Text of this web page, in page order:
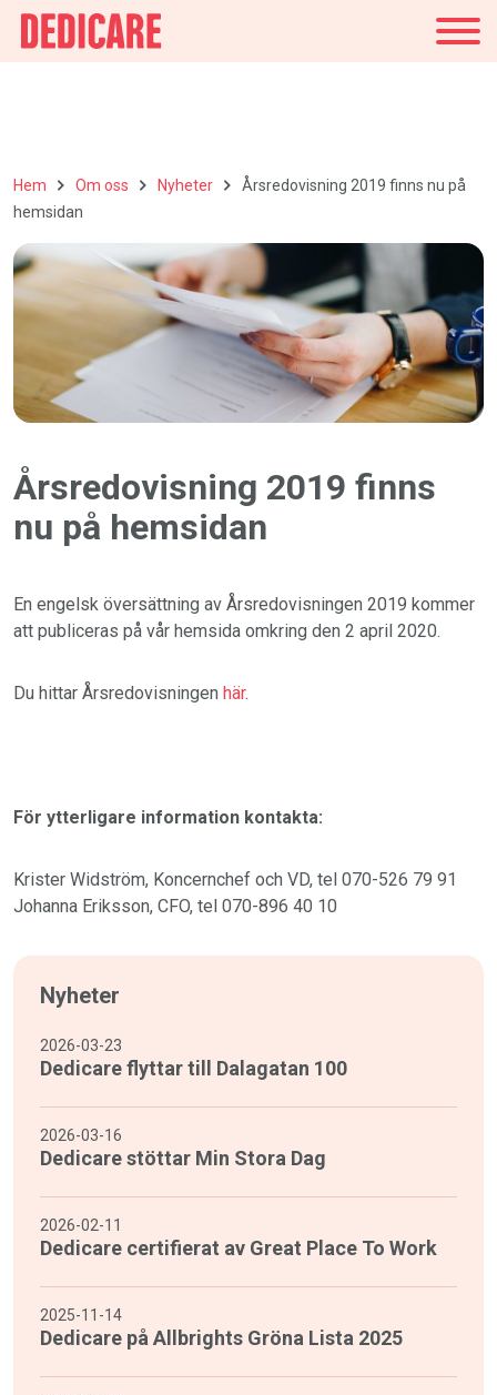
Hem Om oss Nyheter
Årsredovisning 2019 finns nu på
hemsidan
Årsredovisning 2019 finns
nu på hemsidan
En engelsk översättning av Årsredovisningen 2019 kommer
att publiceras på vår hemsida omkring den 2 april 2020.
Du hittar Årsredovisningen här.
För ytterligare information kontakta:
Krister Widström, Koncernchef och VD, tel 070-526 79 91
Johanna Eriksson, CFO, tel 070-896 40 10
Nyheter
2026-03-23
Dedicare flyttar till Dalagatan 100
2026-03-16
Dedicare stöttar Min Stora Dag
2026-02-11
Dedicare certifierat av Great Place To Work
2025-11-14
Dedicare på Allbrights Gröna Lista 2025